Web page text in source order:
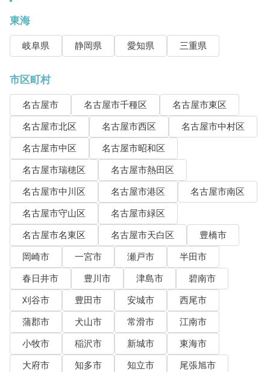
東海
岐阜県 静岡県 愛知県 三重県
市区町村
名古屋市 名古屋市千種区
名古屋市東区
名古屋市北区
名古屋市西区
名古屋市中村区
名古屋市中区
名古屋市昭和区
名古屋市瑞穂区
名古屋市熱田区
名古屋市中川区
名古屋市港区
名古屋市南区
名古屋市守山区
名古屋市緑区
名古屋市名東区
名古屋市天白区
豊橋市
岡崎市
一宮市 瀬戸市
半田市
春日井市
豊川市 津島市
碧南市
刈谷市
豊田市 安城市
西尾市
蒲郡市
犬山市 常滑市
江南市
小牧市
稲沢市 新城市
東海市
大府市
知多市 知立市
尾張旭市